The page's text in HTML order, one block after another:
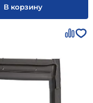
В корзину